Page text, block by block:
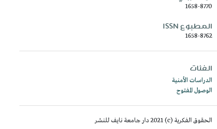
1658-8770
المطبوع ISSN
1658-8762
الفئات
الدراسات الأمنية
الوصول المفتوح
الحقوق الفكرية (c) 2021 دار جامعة نايف للنشر